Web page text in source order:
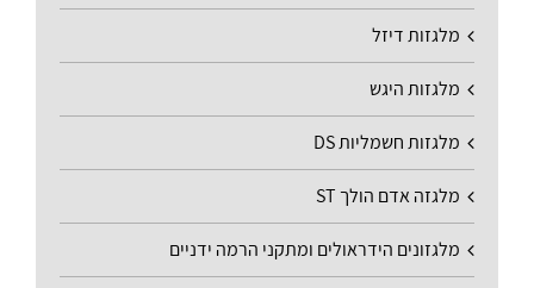
מלגזות דיזל
מלגזות היגש
מלגזות חשמליות DS
מלגזה אדם הולך ST
מלגזונים הידראולים ומתקני הרמה ידניים